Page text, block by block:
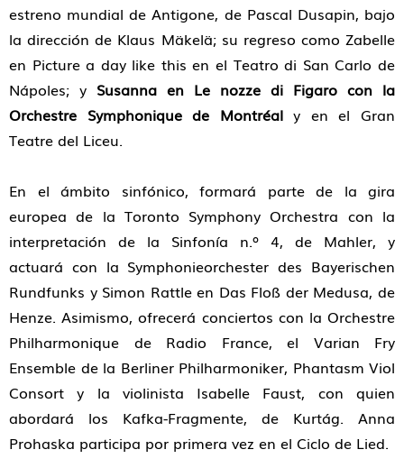
estreno mundial de Antigone, de Pascal Dusapin, bajo
la dirección de Klaus Mäkelä; su regreso como Zabelle
en Picture a day like this en el Teatro di San Carlo de
Nápoles; y Susanna en Le nozze di Figaro con la
Orchestre Symphonique de Montréaly en el Gran
Teatre del Liceu.
En el ámbito sinfónico, formará parte de la gira
europea de la Toronto Symphony Orchestra con la
interpretación de la Sinfonía n.º 4, de Mahler, y
actuará con la Symphonieorchester des Bayerischen
Rundfunks y Simon Rattle en Das Floß der Medusa, de
Henze. Asimismo, ofrecerá conciertos con la Orchestre
Philharmonique de Radio France, el Varian Fry
Ensemble de la Berliner Philharmoniker, Phantasm Viol
Consort y la violinista Isabelle Faust, con quien
abordará los Kafka-Fragmente, de Kurtág. Anna
Prohaska participa por primera vez en el Ciclo de Lied.